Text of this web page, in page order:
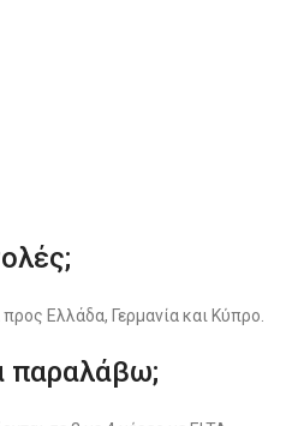
Ελλάδα, Γερμανία και Κύπρο.
παραλάβω;